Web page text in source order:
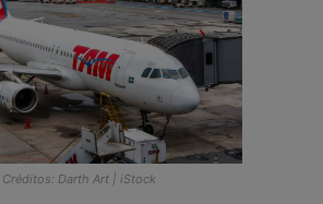
Créditos: Darth Art | iStock